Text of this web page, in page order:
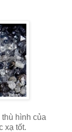
hình của
xạ tốt.